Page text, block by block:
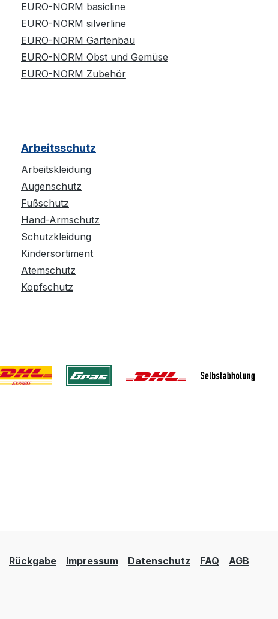
EURO-NORM basicline
EURO-NORM silverline
EURO-NORM Gartenbau
EURO-NORM Obst und Gemüse
EURO-NORM Zubehör
Arbeitsschutz
Arbeitskleidung
Augenschutz
Fußschutz
Hand-Armschutz
Schutzkleidung
Kindersortiment
Atemschutz
Kopfschutz
Rückgabe Impressum Datenschutz FAQ
AGB